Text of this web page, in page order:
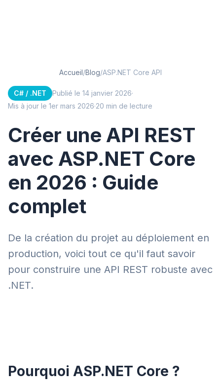
Accueil/Blog/ASP.NET Core API
C# / .NET Publié le 14 janvier 2026·
Mis à jour le 1er mars 2026·20 min de lecture
Créer une API REST
avec ASP.NET Core
en 2026 : Guide
complet
De la création du projet au déploiement en
production, voici tout ce qu'il faut savoir
pour construire une API REST robuste avec
.NET.
Pourquoi ASP.NET Core ?